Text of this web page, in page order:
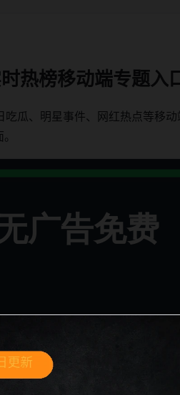
热榜移动端专题入
瓜、明星事件、网红热点等移